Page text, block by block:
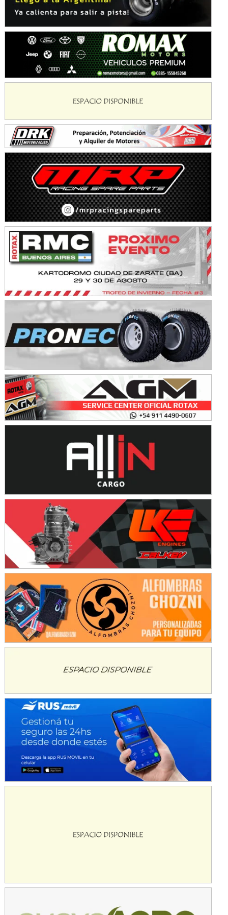
KDO - F6
Ciudad de Trenque Lauquen (Asfalto)
Trenque Lauquen (Buenos Aires)
ENTRERRIANO - F6 (POSTERGADA)
Parque de la Velocidad (Asfalto)
Villaguay (Entre Ríos)
PATAGONICO - F6
Moto Club Reginense (Tierra)
Gral. E. Godoy (Río Negro)
CSK - F7
Juventud Unida (Tierra)
Humboldt (Santa Fe)
NORESTE SANTAFESINO - F6
Ciudad de Avellaneda (Asfalto)
Avellaneda (Santa Fe)
SUR SANTAFESINO - F4
José Samuel Sánchez (Tierra)
TUCUMANO - F5
Juan Navarro (Asfalto)
El Timbó (Tucumán)